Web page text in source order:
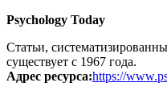
Psychology Today
Статьи,
существует с 1967 года.
Адрес ресурса:https://